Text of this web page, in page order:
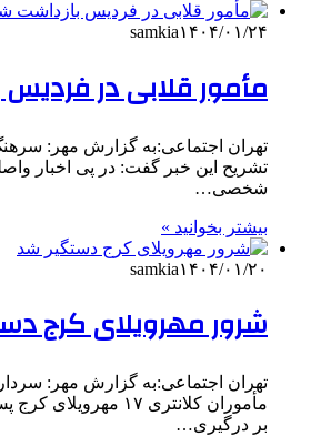
samkia۱۴۰۴/۰۱/۲۴
مأمور قلابی در
تهران اجتماعی:به گزارش مهر:
تشریح این خبر گفت: در پی اخبار
شخصی…
بیشتر بخوانید »
samkia۱۴۰۴/۰۱/۲۰
شرور مهرویلای کرج
تهران اجتماعی:به گزارش مهر:
مأموران کلانتری ۱۷
بر درگیری…